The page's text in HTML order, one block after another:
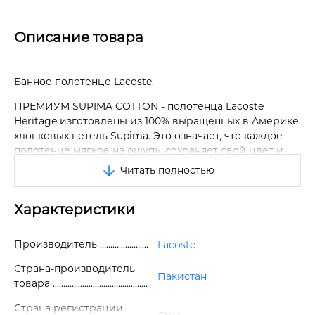
Описание товара
Банное полотенце Lacoste.
ПРЕМИУМ SUPIMA COTTON - полотенца Lacoste
Heritage изготовлены из 100% выращенных в Америке
хлопковых петель Supima. Это означает, что каждое
полотенце мягкое на ощупь, сохраняет свой цвет и
остается прочным дольше, чем другие полотенца.
ЛЕГЕНДАРНЫЙ ДИЗАЙН - это первоклассное
полотенце станет идеальным дополнением к любому
дому. Доступное в серии дизайнерских цветов и с
не только добавит стильный штрих любой ванной
комнате, но и очень прочное и выдерживает время и
использование с минимальным образованием
Читать полностью
Характеристики
Производитель
Lacoste
Страна-производитель
товара
Пакистан
Страна регистрации